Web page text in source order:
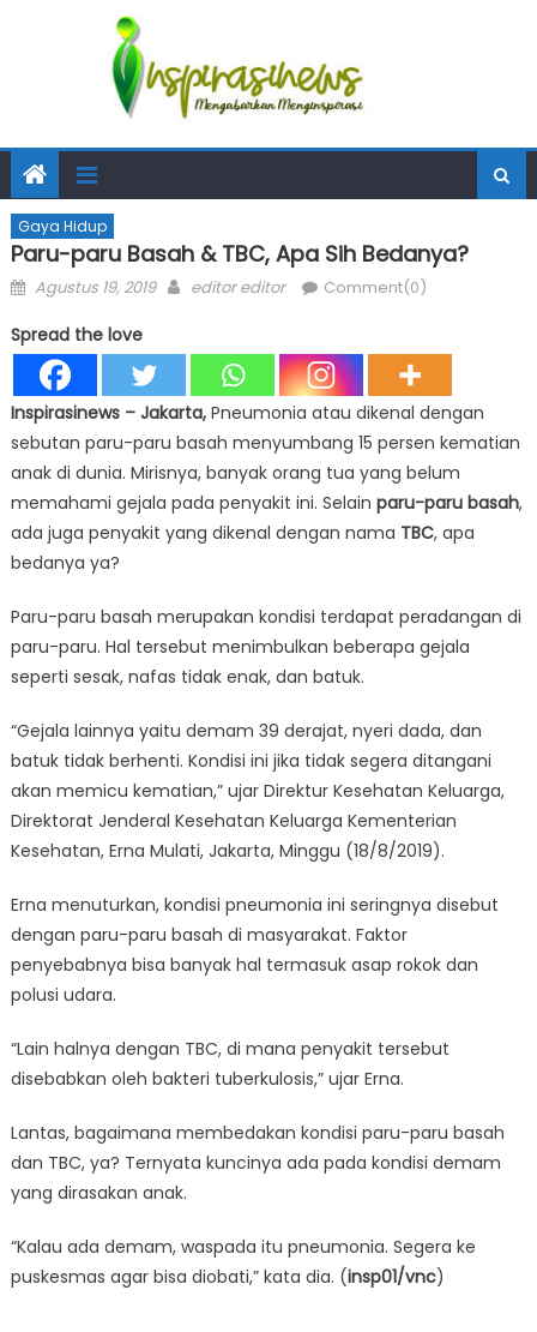
Gaya Hidup
Paru-paru Basah & TBC, Apa Sih Bedanya?
Posted
Agustus 19, 2019 Author
editor editor Comment(0)
Spread the love
Inspirasinews – Jakarta, Pneumonia atau dikenal dengan
sebutan paru-paru basah menyumbang 15 persen kematian
anak di dunia. Mirisnya, banyak orang tua yang belum
memahami gejala pada penyakit ini. Selain paru-paru basah,
ada juga penyakit yang dikenal dengan nama TBC, apa
bedanya ya?
Paru-paru basah merupakan kondisi terdapat peradangan di
paru-paru. Hal tersebut menimbulkan beberapa gejala
seperti sesak, nafas tidak enak, dan batuk.
“Gejala lainnya yaitu demam 39 derajat, nyeri dada, dan
batuk tidak berhenti. Kondisi ini jika tidak segera ditangani
akan memicu kematian,” ujar Direktur Kesehatan Keluarga,
Direktorat Jenderal Kesehatan Keluarga Kementerian
Kesehatan, Erna Mulati, Jakarta, Minggu (18/8/2019).
Erna menuturkan, kondisi pneumonia ini seringnya disebut
dengan paru-paru basah di masyarakat. Faktor
penyebabnya bisa banyak hal termasuk asap rokok dan
polusi udara.
“Lain halnya dengan TBC, di mana penyakit tersebut
disebabkan oleh bakteri tuberkulosis,” ujar Erna.
Lantas, bagaimana membedakan kondisi paru-paru basah
dan TBC, ya? Ternyata kuncinya ada pada kondisi demam
yang dirasakan anak.
“Kalau ada demam, waspada itu pneumonia. Segera ke
puskesmas agar bisa diobati,” kata dia. (insp01/vnc)